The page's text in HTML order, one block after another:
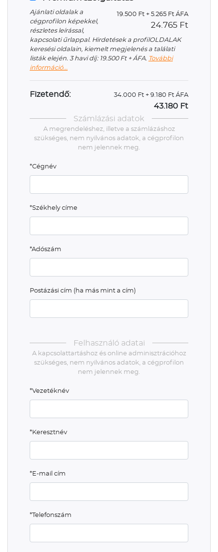
19.500 Ft + 5.265 Ft ÁFA
24.765 Ft
Ajánlati oldalak a
cégprofilon képekkel,
részletes leírással,
kapcsolati űrlappal. Hirdetések a profilOLDALAK
keresési oldalain, kiemelt megjelenés a találati
listák elején. 3 havi díj: 19.500 Ft + ÁFA. További
információ...
Fizetendő: 34.000 Ft + 9.180 Ft ÁFA
43.180 Ft
Számlázási adatok
A megrendeléshez, illetve a számlázáshoz
szükséges, nem nyilvános adatok, a cégprofilon
nem jelennek meg.
*Cégnév
*Székhely címe
*Adószám
Postázási cím (ha más mint a cím)
Felhasználó adatai
A kapcsolattartáshoz és online adminisztrációhoz
szükséges, nem nyilvános adatok, a cégprofilon
nem jelennek meg.
*Vezetéknév
*Keresztnév
*E-mail cím
*Telefonszám